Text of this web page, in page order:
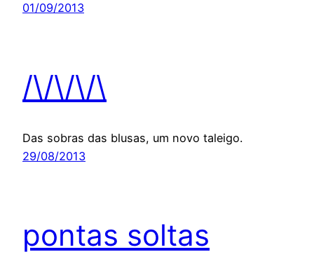
01/09/2013
/\/\/\/\
Das sobras das blusas, um novo taleigo.
29/08/2013
pontas soltas